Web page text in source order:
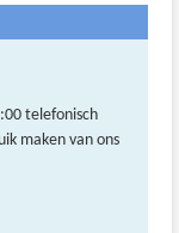
telefonisch
maken van ons